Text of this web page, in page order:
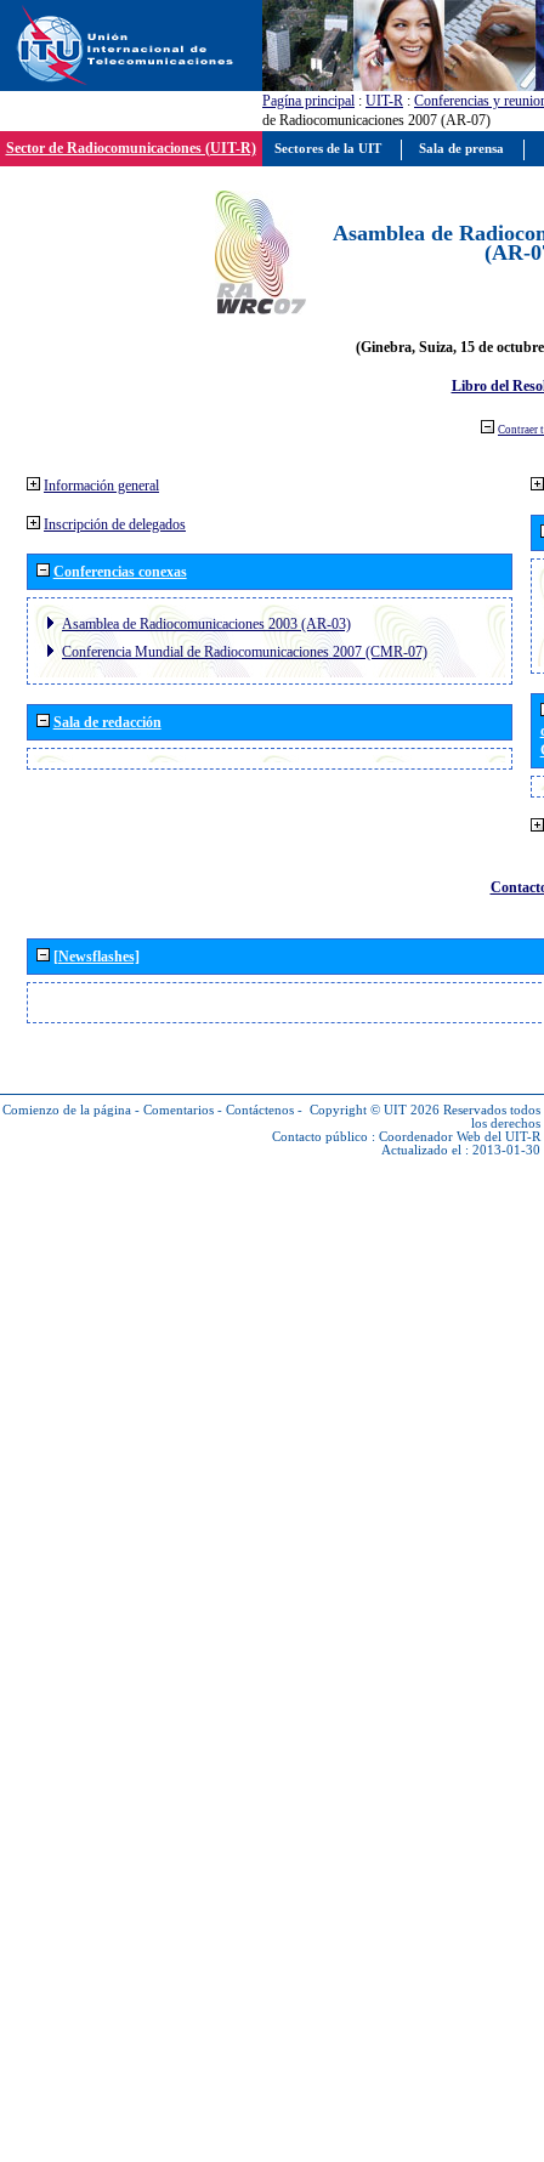
Pagína principal : UIT-R : Conferencias y
de Radiocomunicaciones 2007 (AR-07)
Sector de Radiocomunicaciones (UIT-R)
Asamblea de
(AR-
(Ginebra, Suiza, 15 de
Libro del
Contraer
Información general
Inscripción de delegados
Conferencias conexas
Asamblea de Radiocomunicaciones 2003 (AR-03)
Conferencia Mundial de Radiocomunicaciones 2007 (CMR-07)
Sala de redacción
[Newsflashes]
Comienzo de la página - Comentarios - Contáctenos - Copyright © UIT 2026 Reservados todos
los derechos
Contacto público : Coordenador Web del UIT-R
Actualizado el : 2013-01-30
Sectores de la UIT Sala de prensa